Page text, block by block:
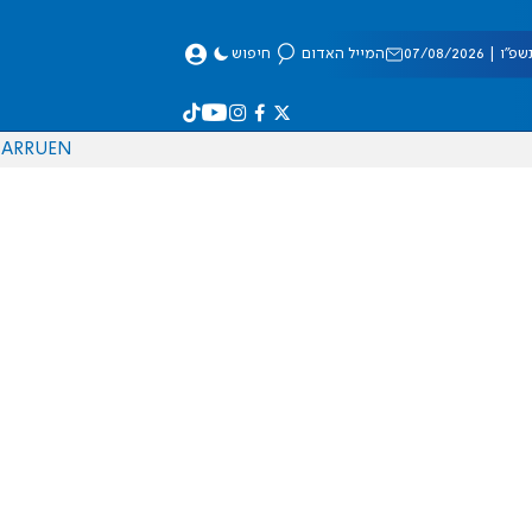
08/2026 המייל האדום חיפוש
EN
RU
AR